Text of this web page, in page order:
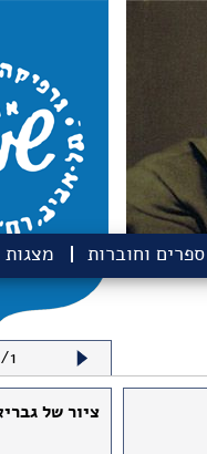
ספרים וחוברות
מצגות
1
ציור של